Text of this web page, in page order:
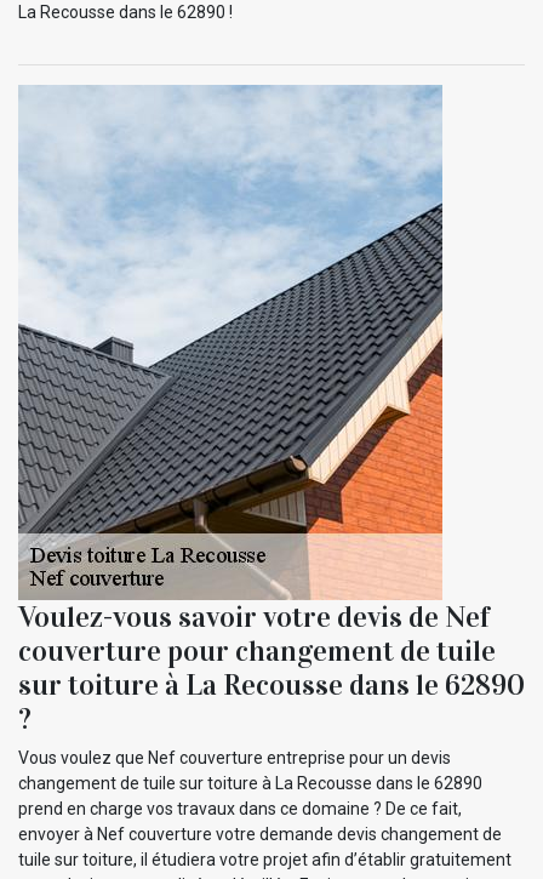
La Recousse dans le 62890 !
Voulez-vous savoir votre devis de Nef
couverture pour changement de tuile
sur toiture à La Recousse dans le 62890
?
Vous voulez que Nef couverture entreprise pour un devis
changement de tuile sur toiture à La Recousse dans le 62890
prend en charge vos travaux dans ce domaine ? De ce fait,
envoyer à Nef couverture votre demande devis changement de
tuile sur toiture, il étudiera votre projet afin d’établir gratuitement